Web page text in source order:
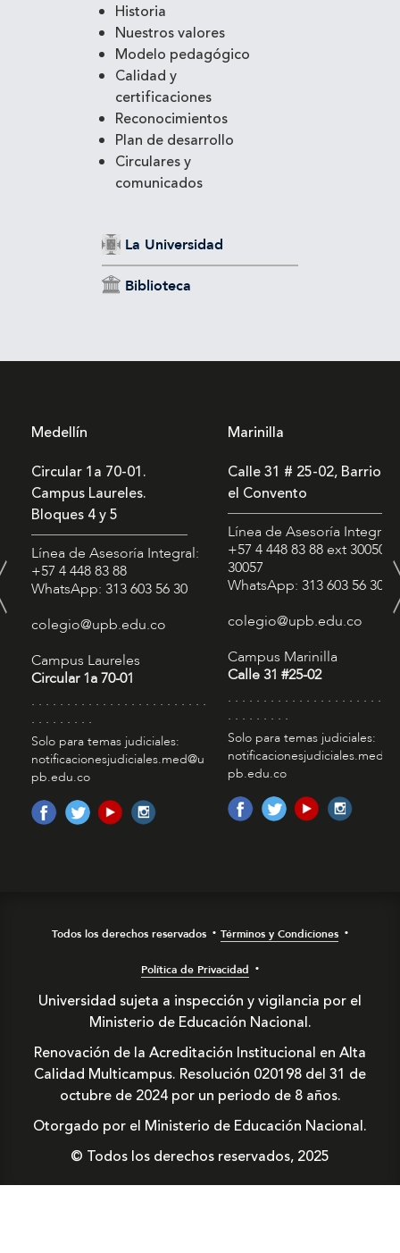
Historia
Nuestros valores
Modelo pedagógico
Calidad y
certificaciones
Reconocimientos
Plan de desarrollo
Circulares y
comunicados
La Universidad
Biblioteca
Medellín
Circular 1a 70-01.
Campus Laureles.
Bloques 4 y 5
Línea de Asesoría Integral:
+57 4 448 83 88
WhatsApp: 313 603 56 30
colegio@upb.edu.co
Campus Laureles
Circular 1a 70-01
. . . . . . . . . . . . . . . . . . . . . . . . .
. . . . . . . . .
Solo para temas judiciales:
notificacionesjudiciales.med@u
pb.edu.co
Marinilla
Calle 31 # 25-02, Barrio
el Convento
Línea de Asesoría Integral:
+57 4 448 83 88ext 30050 -
30057
WhatsApp: 313 603 56 30
colegio@upb.edu.co
Campus Marinilla
Calle 31 #25-02
. . . . . . . . . . . . . . . . . . . . . . . .
. . . . . . . . .
Solo para temas judiciales:
notificacionesjudiciales.med@u
pb.edu.co
Todos los derechos reservados Términos y Condiciones
Política de Privacidad
Universidad sujeta a inspección y vigilancia por el
Ministerio de Educación Nacional.
Renovación de la Acreditación Institucional en Alta
Calidad Multicampus. Resolución 020198 del 31 de
octubre de 2024 por un periodo de 8 años.
Otorgado por el Ministerio de Educación Nacional.
© Todos los derechos reservados, 2025